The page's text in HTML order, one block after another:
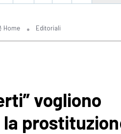
Home Editoriali
vogliono